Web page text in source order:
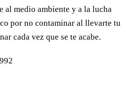
al medio ambiente y a la lucha
por no contaminar al llevarte tu
cada vez que se te acabe.